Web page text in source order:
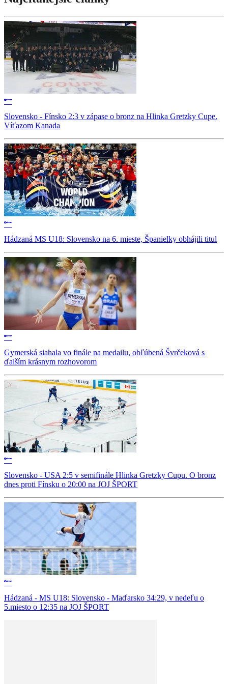
Slovensko - Fínsko 2:3 v zápase o bronz na Hlinka Gretzky Cupe.
Víťazom Kanada
Hádzaná MS U18: Slovensko na 6. mieste, Španielky obhájili titul
Gymerská siahala vo finále na medailu, obľúbená Švrčeková s
ďalším krásnym rozhovorom
Slovensko - USA 2:5 v semifinále Hlinka Gretzky Cupu. O bronz
dnes proti Fínsku o 20:00 na JOJ ŠPORT
Hádzaná - MS U18: Slovensko - Maďarsko 34:29, v nedeľu o
5.miesto o 12:35 na JOJ ŠPORT